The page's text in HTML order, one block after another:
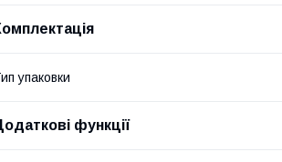
упаковки
функції